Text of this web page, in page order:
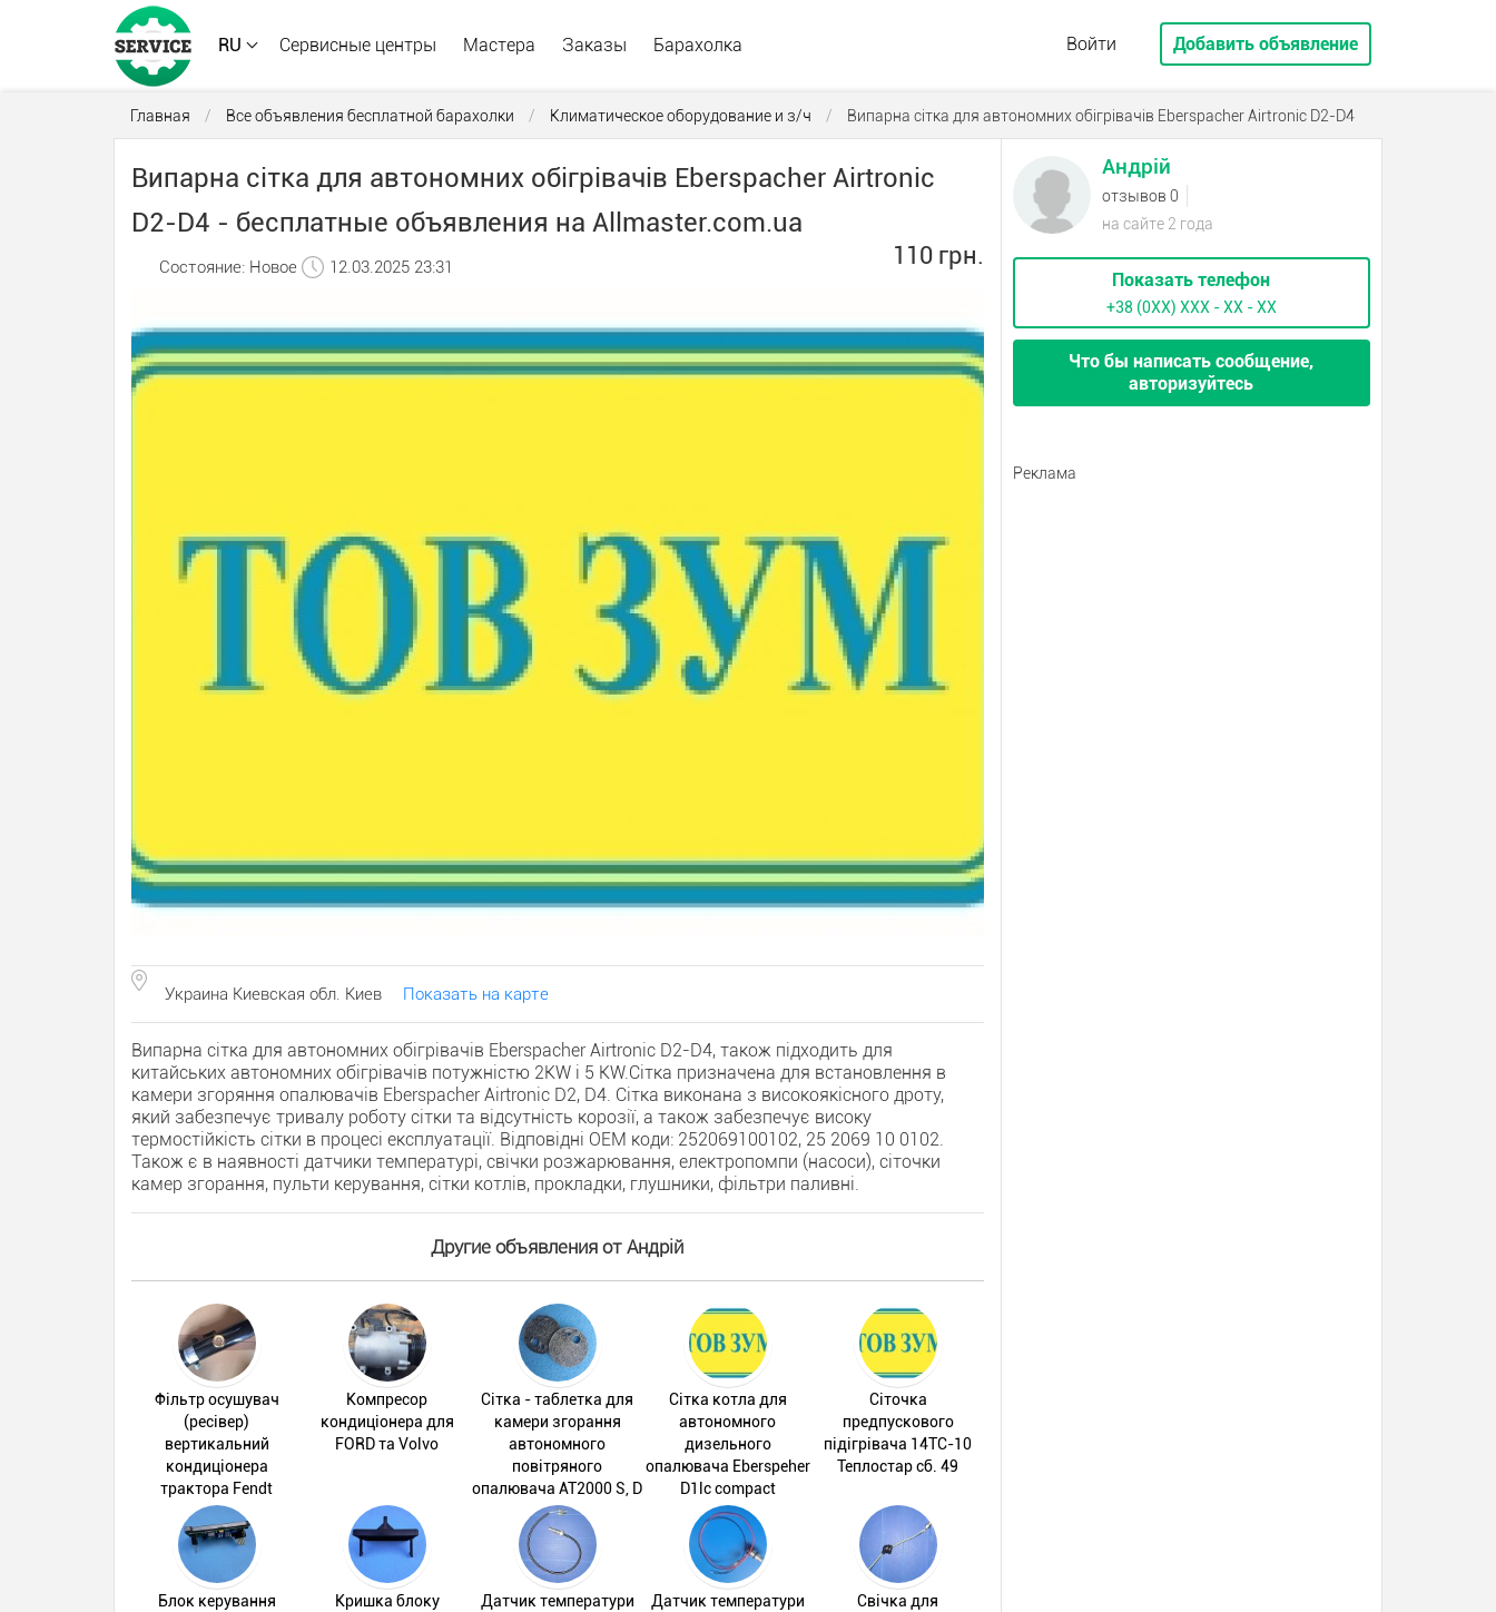
RU Сервисные центры Мастера Заказы Барахолка Войти Добавить объявление
Главная / Все объявления бесплатной барахолки / Климатическое оборудование и з/ч / Випарна сітка для автономних обігрівачів Eberspacher Airtronic D2-D4
Випарна сітка для автономних обігрівачів Eberspacher Airtronic
D2-D4 - бесплатные объявления на Allmaster.com.ua
110 грн.
Состояние: Новое 12.03.2025 23:31
Украина Киевская обл. Киев Показать на карте
Випарна сітка для автономних обігрівачів Eberspacher Airtronic D2-D4, також підходить для
китайських автономних обігрівачів потужністю 2KW і 5 KW.Сітка призначена для встановлення в
камери згоряння опалювачів Eberspacher Airtronic D2, D4. Сітка виконана з високоякісного дроту,
який забезпечує тривалу роботу сітки та відсутність корозії, а також забезпечує високу
термостійкість сітки в процесі експлуатації. Відповідні ОЕМ коди: 252069100102, 25 2069 10 0102.
Також є в наявності датчики температурі, свічки розжарювання, електропомпи (насоси), сіточки
камер згорання, пульти керування, сітки котлів, прокладки, глушники, фільтри паливні.
Другие объявления от Андрій
Фільтр осушувач
(ресівер)
вертикальний
кондиціонера
трактора Fendt
Компресор
кондиціонера для
FORD та Volvo
Сітка - таблетка для
камери згорання
автономного
повітряного
опалювача AT2000 S, D
Сітка котла для
автономного
дизельного
опалювача Eberspeher
D1lc compact
Сіточка
предпускового
підігрівача 14ТС-10
Теплостар сб. 49
Блок керування
Кришка блоку
Датчик температури
Датчик температури
Свічка для
Андрій
отзывов 0
на сайте 2 года
Показать телефон
+38 (0XX) ХХХ - ХХ - ХХ
Что бы написать сообщение,
авторизуйтесь
Реклама